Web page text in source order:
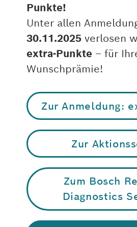
Punkte!
Unter allen
30.11.2025verlosen
extra-Punkte – für
Wunschprämie!
Zur Anmeldung:
Zur
Zum Bosch
Diagnostics